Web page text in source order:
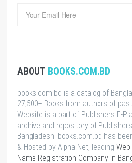
ABOUT BOOKS.COM.BD
books.com.bd is a catalog of
27,500+ Books from authors of
Website is a part of Publishers E-
archive and repository of
Bangladesh. books.com.bd has
& Hosted by Alpha Net, leading
Name Registration Company in